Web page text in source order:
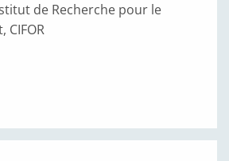
de Recherche pour le
CIFOR